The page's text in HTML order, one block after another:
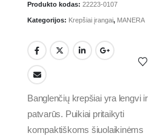
Produkto kodas: 22223-0107
Kategorijos: Krepšiai įrangai, MANERA
Banglenčių krepšiai yra lengvi ir
patvarūs. Puikiai pritaikyti
kompaktiškoms šiuolaikinėms